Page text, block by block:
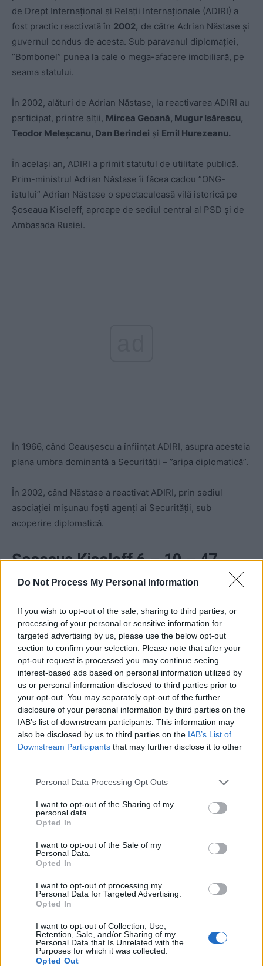
Do Not Process My Personal Information
If you wish to opt-out of the sale, sharing to third parties, or
processing of your personal or sensitive information for
targeted advertising by us, please use the below opt-out
section to confirm your selection. Please note that after your
opt-out request is processed you may continue seeing
interest-based ads based on personal information utilized by
us or personal information disclosed to third parties prior to
your opt-out. You may separately opt-out of the further
disclosure of your personal information by third parties on the
IAB’s list of downstream participants. This information may
also be disclosed by us to third parties on the IAB’s List of
Downstream Participants that may further disclose it to other
Personal Data Processing Opt Outs
I want to opt-out of the Sharing of my
personal data.
Opted In
I want to opt-out of the Sale of my
Personal Data.
Opted In
I want to opt-out of processing my
Personal Data for Targeted Advertising.
Opted In
I want to opt-out of Collection, Use,
Retention, Sale, and/or Sharing of my
Personal Data that Is Unrelated with the
Purposes for which it was collected.
Opted Out
de Drept Internaţional şi Relaţii Internaţionale (ADIRI) a
fost practic reactivată în 2002, de către Adrian Năstase și
guvernul condus de acesta. Sub paravanul diplomației,
”Bombonel” punea la cale o mega-afacere imobiliară, pe
seama statului.
În 2002, alături de Adrian Năstase, la reactivarea ADIRI au
participat, printre alții, Mircea Geoană, Mugur Isărescu,
Teodor Meleşcanu, Dan Berindei şi Emil Hurezeanu.
În același an, ADIRI a primit statutul de utilitate publică.
Prim-ministrul Adrian Năstase îi făcea cadou ”ONG-
istului” Adrian Năstase o spectaculoasă vilă istorică pe
Șoseaua Kiseleff, aproape de sediul central al PSD și de
Ambasada Rusiei.
În 1966, când Ceaușescu a înființat ADIRI, asupra acesteia
plana umbra dominantă a Securității – ”aripa diplomatică”.
În 2002, când Năstase a reactivat ADIRI, prin sediul
asociației mișunau foști agenți ai Securității, sub
acoperire diplomatică.
Șoseaua Kiseleff 6 – 10 – 47
ONG-ul ADIRI are sediul declarat pe Şoseaua Kiseleff nr.
ştiinţifice pentru aprofundarea dreptului internaţional şi a
relaţiilor politice şi diplomatice internaţionale, cu
orientare spre problemele politicii externe româneşti”
(bla-bla-bla).
”Triunghiul sovietic” de pe Șoseaua Kiseleff
Şoseaua Kiseleff, nr. 6 –Ambasada Rusiei
Șoseaua Kiseleff, nr. 10 –sediul PSD
Şoseaua Kiseleff, nr. 47 –sediul ADIRI.
ad